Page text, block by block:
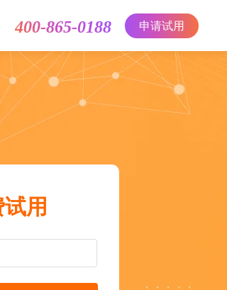
400-865-0188 申请试用
用